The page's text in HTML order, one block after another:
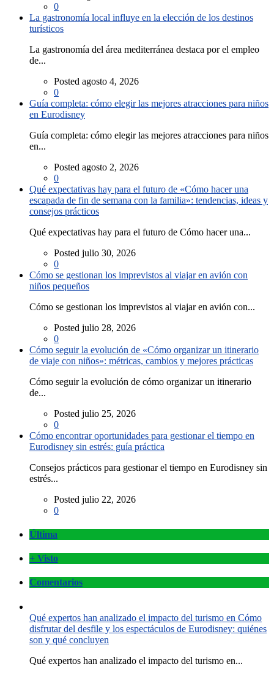
0
La gastronomía local influye en la elección de los destinos
turísticos
La gastronomía del área mediterránea destaca por el empleo
de...
Posted agosto 4, 2026
0
Guía completa: cómo elegir las mejores atracciones para niños
en Eurodisney
Guía completa: cómo elegir las mejores atracciones para niños
en...
Posted agosto 2, 2026
0
Qué expectativas hay para el futuro de «Cómo hacer una
escapada de fin de semana con la familia»: tendencias, ideas y
consejos prácticos
Qué expectativas hay para el futuro de Cómo hacer una...
Posted julio 30, 2026
0
Cómo se gestionan los imprevistos al viajar en avión con
niños pequeños
Cómo se gestionan los imprevistos al viajar en avión con...
Posted julio 28, 2026
0
Cómo seguir la evolución de «Cómo organizar un itinerario
de viaje con niños»: métricas, cambios y mejores prácticas
Cómo seguir la evolución de cómo organizar un itinerario
de...
Posted julio 25, 2026
0
Cómo encontrar oportunidades para gestionar el tiempo en
Eurodisney sin estrés: guía práctica
Consejos prácticos para gestionar el tiempo en Eurodisney sin
estrés...
Posted julio 22, 2026
0
Última
+ Visto
Comentarios
Qué expertos han analizado el impacto del turismo en Cómo
disfrutar del desfile y los espectáculos de Eurodisney: quiénes
son y qué concluyen
Qué expertos han analizado el impacto del turismo en...